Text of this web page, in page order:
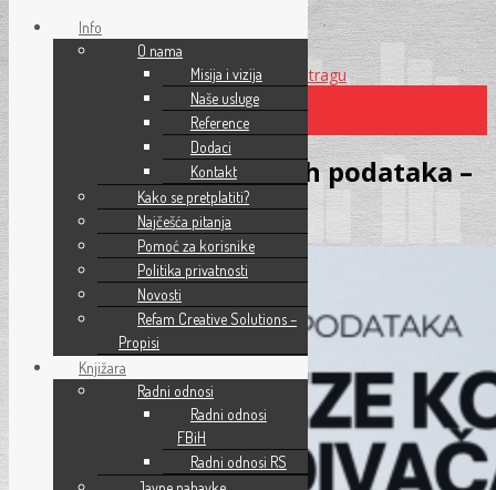
Preskoči na glavni sadržaj Preskoči na pretragu
Seminar – Zaštita ličnih podataka –
Februar 2026
Info
O nama
Misija i vizija
Naše usluge
Reference
Dodaci
Kontakt
Kako se pretplatiti?
Najčešća pitanja
Pomoć za korisnike
Politika privatnosti
Novosti
Refam Creative Solutions –
Propisi
Knjižara
Radni odnosi
Radni odnosi
FBiH
Radni odnosi RS